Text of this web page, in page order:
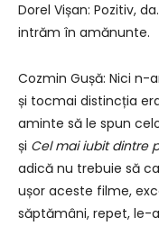
Dorel Vișan: Pozitiv,
intrăm în amănunte.
Cozmin Gușă: Nici
și tocmai distincția
aminte să le spun
și Cel mai iubit dintre
adică nu trebuie să
ușor aceste filme,
săptămâni, repet, le-